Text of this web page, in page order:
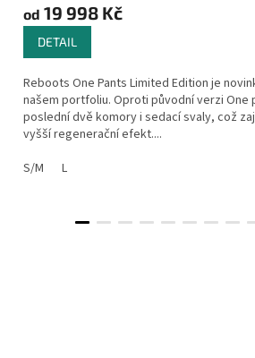
od 19 998 Kč
DETAIL
Reboots One Pants Limited Edition je
našem portfoliu. Oproti původní verzi One
poslední dvě komory i sedací svaly, což
vyšší regenerační efekt....
S/M
L